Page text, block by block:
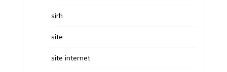
sirh
site
site internet